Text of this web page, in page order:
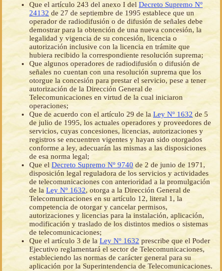
Que el artículo 243 del anexo I del Decreto Supremo Nº
24132 de 27 de septiembre de 1995 establece que un
operador de radiodifusión o de difusión de señales debe
demostrar para la obtención de una nueva concesión, la
legalidad y vigencia de su concesión, licencia o
autorización inclusive con la licencia en trámite que
hubiera recibido la correspondiente resolución suprema;
Que algunos operadores de radiodifusión o difusión de
señales no cuentan con una resolución suprema que los
otorgue la concesión para prestar el servicio, pese a tener
autorización de la Dirección General de
Telecomunicaciones en virtud de la cual iniciaron
operaciones;
Que de acuerdo con el artículo 29 de la Ley Nº 1632 de 5
de julio de 1995, los actuales operadores y proveedores de
servicios, cuyas concesiones, licencias, autorizaciones y
registros se encuentren vigentes y hayan sido otorgados
conforme a ley, adecuarán las mismas a las disposiciones
de esa norma legal;
Que elDecreto Supremo Nº 9740 de 2 de junio de 1971,
disposición legal reguladora de los servicios y actividades
de telecomunicaciones con anterioridad a la promulgación
de la Ley Nº 1632, otorga a la Dirección General de
Telecomunicaciones en su artículo 12, literal 1, la
competencia de otorgar y cancelar permisos,
autorizaciones y licencias para la instalación, aplicación,
modificación y traslado de los distintos medios o sistemas
de telecomunicaciones;
Que el artículo 3 de la Ley Nº 1632 prescribe que el Poder
Ejecutivo reglamentará el sector de Telecomunicaciones,
estableciendo las normas de carácter general para su
aplicación por la Superintendencia de Telecomunicaciones.